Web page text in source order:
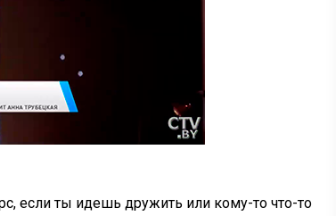
если ты идешь дружить или кому-то что-то